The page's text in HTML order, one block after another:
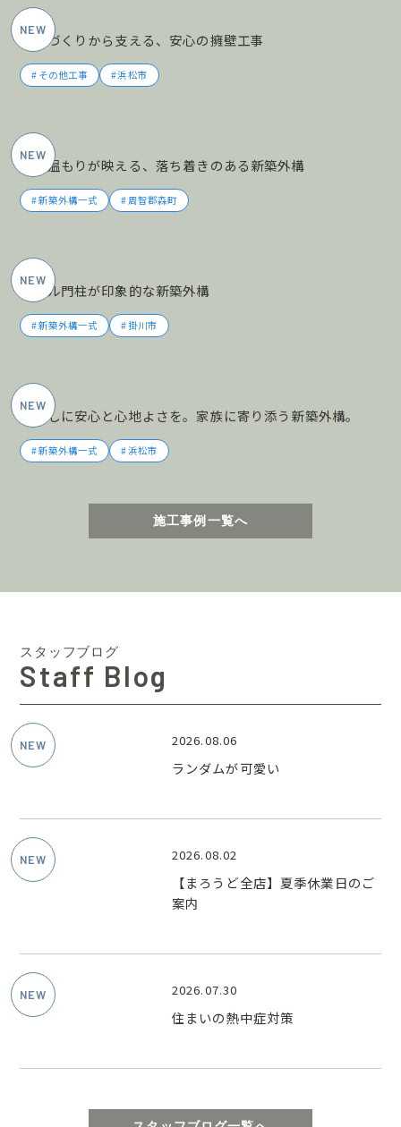
土地づくりから支える、安心の擁壁工事
その他工事 浜松市
木の温もりが映える、落ち着きのある新築外構
新築外構一式 周智郡森町
タイル門柱が印象的な新築外構
新築外構一式 掛川市
暮らしに安心と心地よさを。家族に寄り添う新築外構。
新築外構一式 浜松市
施工事例一覧へ
スタッフブログ
Staff Blog
2026.08.06
ランダムが可愛い
2026.08.02
【まろうど全店】夏季休業日のご
案内
2026.07.30
住まいの熱中症対策